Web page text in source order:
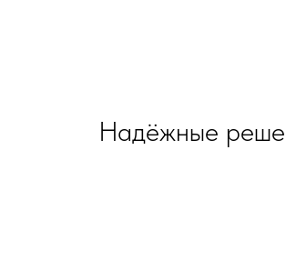
Надёжные